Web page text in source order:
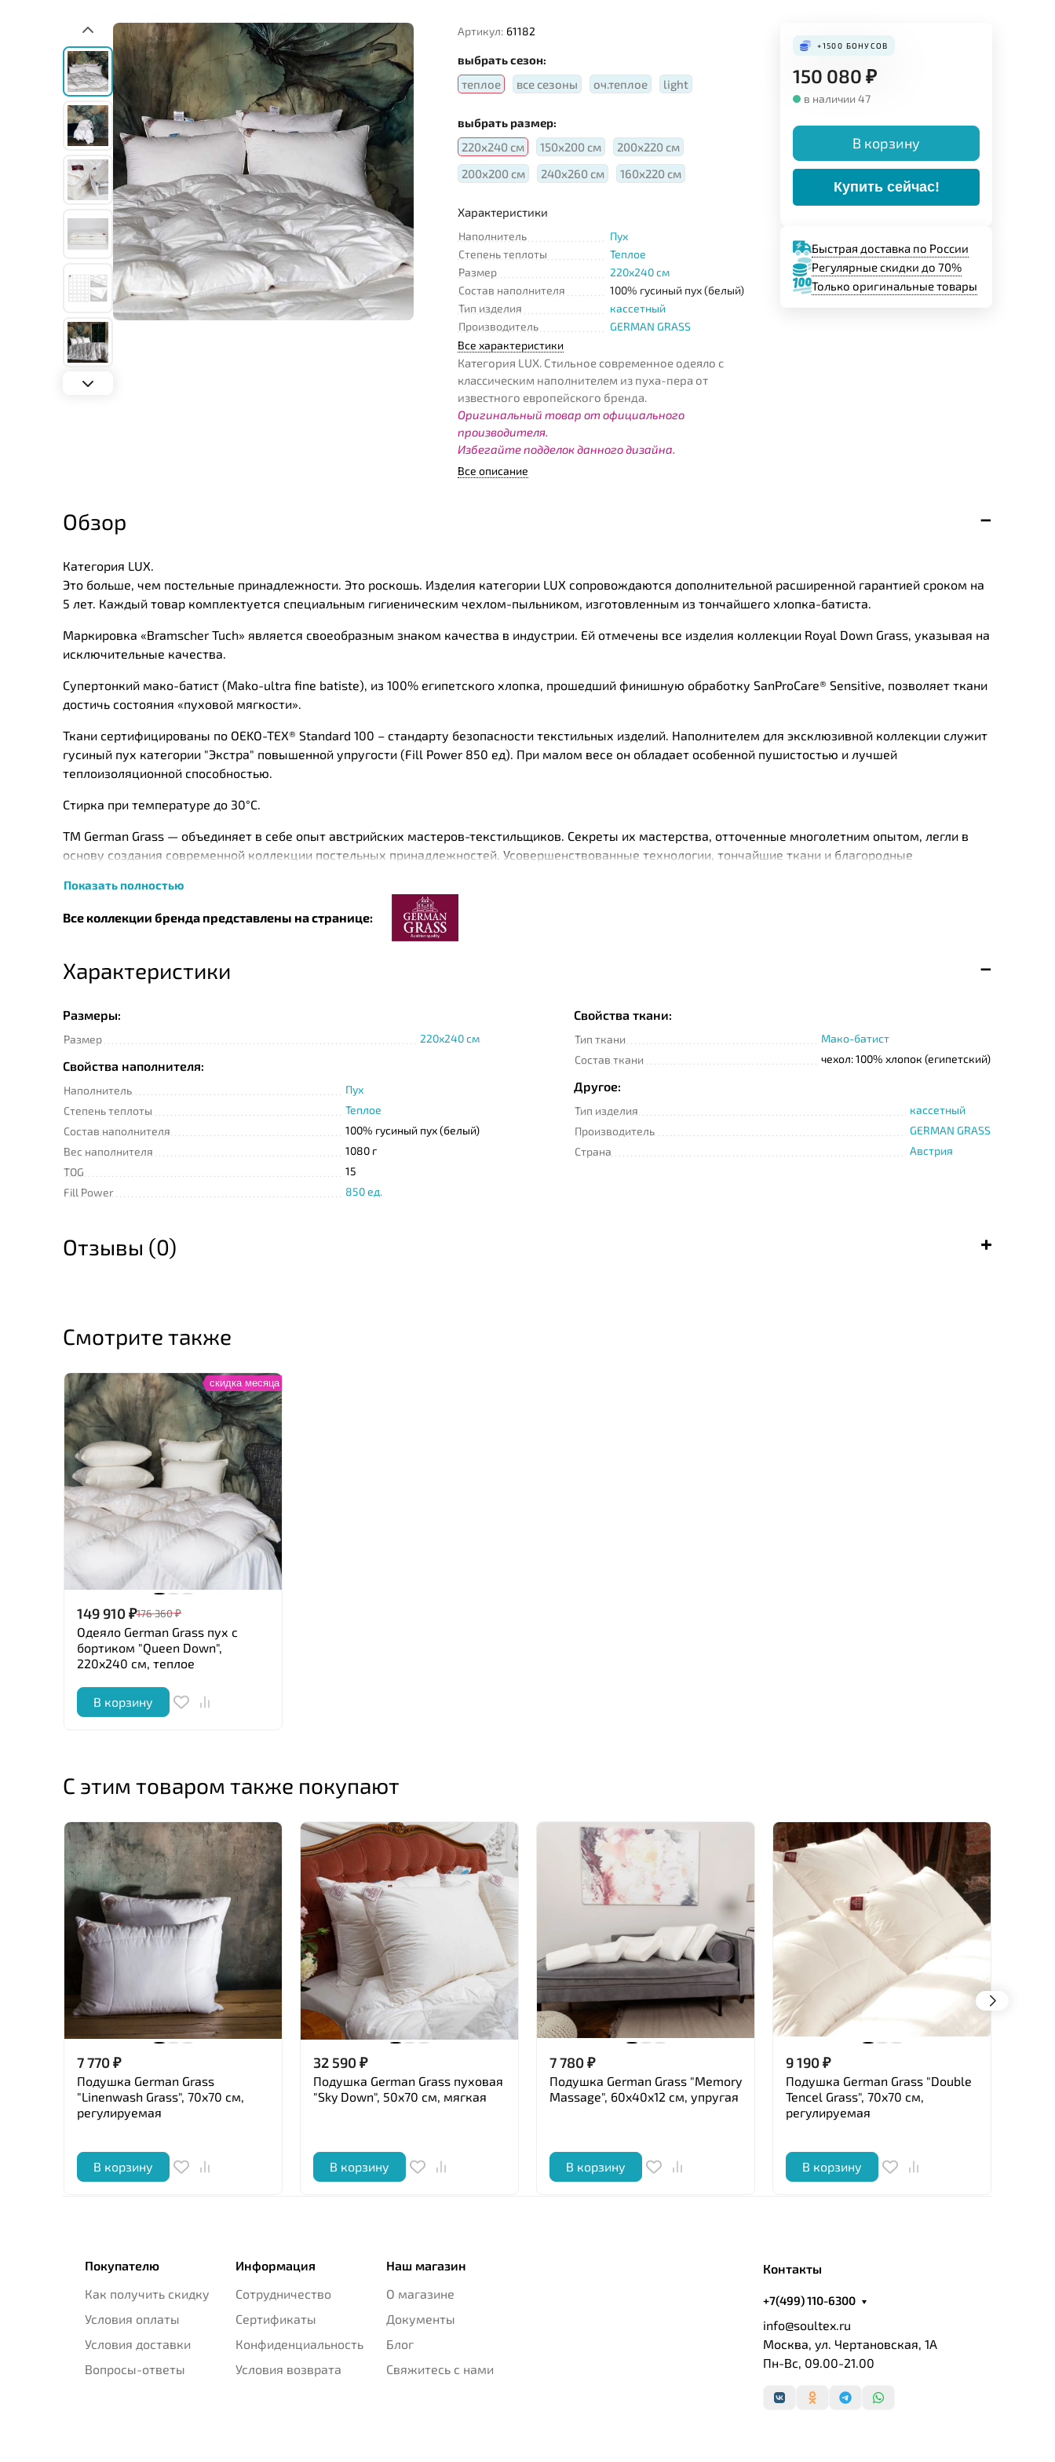
Артикул: 61182
выбрать сезон:
теплое
все сезоны оч.теплое light
выбрать размер:
220х240 см
150х200 см
200х220 см
200х200 см
240х260 см 160х220 см
Характеристики
Наполнитель
Пух
Степень теплоты
Теплое
Размер
220x240 см
Состав наполнителя
100% гусиный пух (белый)
Тип изделия
кассетный
Производитель
GERMAN GRASS
Все характеристики
Категория LUX. Стильное современное одеяло с
классическим наполнителем из пуха-пера от
известного европейского бренда.
Оригинальный товар от официального
производителя.
Избегайте подделок данного дизайна.
Все описание
+1500 БОНУСОВ
150 080 ₽
в наличии 47
В корзину
Купить сейчас!
Быстрая доставка по России
Регулярные скидки до 70%
Только оригинальные товары
Обзор
Категория LUX.
Это больше, чем постельные принадлежности. Это роскошь. Изделия категории LUX сопровождаются дополнительной расширенной гарантией сроком на
5 лет. Каждый товар комплектуется специальным гигиеническим чехлом-пыльником, изготовленным из тончайшего хлопка-батиста.
Маркировка «Bramscher Tuch» является своеобразным знаком качества в индустрии. Ей отмечены все изделия коллекции Royal Down Grass, указывая на
исключительные качества.
Супертонкий мако-батист (Mako-ultra fine batiste), из 100% египетского хлопка, прошедший финишную обработку SanProCare® Sensitive, позволяет ткани
достичь состояния «пуховой мягкости».
Ткани сертифицированы по OEKO-TEX® Standard 100 – стандарту безопасности текстильных изделий. Наполнителем для эксклюзивной коллекции служит
гусиный пух категории "Экстра" повышенной упругости (Fill Power 850 ед). При малом весе он обладает особенной пушистостью и лучшей
теплоизоляционной способностью.
Стирка при температуре до 30°С.
ТМ German Grass — объединяет в себе опыт австрийских мастеров-текстильщиков. Секреты их мастерства, отточенные многолетним опытом, легли в
основу создания современной коллекции постельных принадлежностей. Усовершенствованные технологии, тончайшие ткани и благородные
Ключевым моментом в создании действительно роскошных и элегантных постельных принадлежностей является подбор тканей и наполнителей,
используемых при производстве.
удостоверяется личной номерной печатью.
Показать полностью
Все коллекции бренда представлены на странице:
Характеристики
Размеры:
Размер 220x240 см
Свойства наполнителя:
Наполнитель
Пух
Степень теплоты
Теплое
Состав наполнителя
100% гусиный пух (белый)
Вес наполнителя
1080 г
TOG
15
Fill Power
850 ед.
Свойства ткани:
Тип ткани
Мако-батист
Состав ткани
чехол: 100% хлопок (египетский)
Другое:
Тип изделия
кассетный
Производитель
GERMAN GRASS
Страна
Австрия
Отзывы (0)
Наполнитель:
Конструкция:
Задайте свой вопрос,
ответим!
Имя
Подтверждаю
прочтение и согласие
Смотрите также
скидка месяца
149 910₽176 360₽
Одеяло German Grass пух с
бортиком "Queen Down",
220x240 см, теплое
В корзину
С этим товаром также покупают
7 770₽
Подушка German Grass
"Linenwash Grass", 70x70 см,
регулируемая
В корзину
32 590₽
Подушка German Grass пуховая
"Sky Down", 50x70 см, мягкая
В корзину
7 780₽
Подушка German Grass "Memory
Massage", 60x40x12 см, упругая
В корзину
9 190₽
Подушка German Grass "Double
Tencel Grass", 70x70 см,
регулируемая
В корзину
Покупателю
Как получить скидку
Условия оплаты
Условия доставки
Вопросы-ответы
Информация
Сотрудничество
Сертификаты
Конфиденциальность
Условия возврата
Наш магазин
О магазине
Документы
Блог
Свяжитесь с нами
Контакты
+7(499) 110-6300
info@soultex.ru
Москва, ул. Чертановская, 1А
Пн-Вс, 09.00-21.00